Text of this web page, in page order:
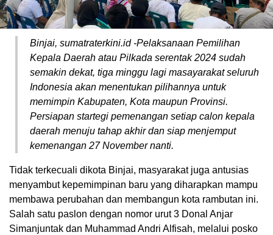
Binjai, sumatraterkini.id -Pelaksanaan Pemilihan
Kepala Daerah atau Pilkada serentak 2024 sudah
semakin dekat, tiga minggu lagi masayarakat seluruh
Indonesia akan menentukan pilihannya untuk
memimpin Kabupaten, Kota maupun Provinsi.
Persiapan startegi pemenangan setiap calon kepala
daerah menuju tahap akhir dan siap menjemput
kemenangan 27 November nanti.
Tidak terkecuali dikota Binjai, masyarakat juga antusias
menyambut kepemimpinan baru yang diharapkan mampu
membawa perubahan dan membangun kota rambutan ini.
Salah satu paslon dengan nomor urut 3 Donal Anjar
Simanjuntak dan Muhammad Andri Alfisah, melalui posko